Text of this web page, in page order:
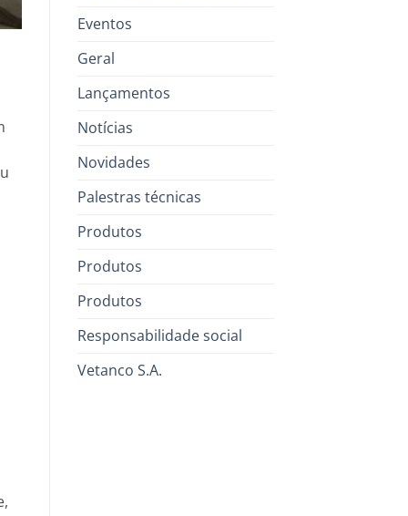
Eventos
Geral
Lançamentos
Notícias
Novidades
Palestras técnicas
Produtos
Produtos
Produtos
Responsabilidade social
Vetanco S.A.